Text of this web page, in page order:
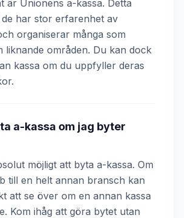
är Unionens a-kassa. Detta
har stor erfarenhet av
organiserar många som
liknande områden. Du kan dock
kassa om du uppfyller deras
a-kassa om jag byter
möjligt att byta a-kassa. Om
till en helt annan bransch kan
att se över om en annan kassa
Kom ihåg att göra bytet utan